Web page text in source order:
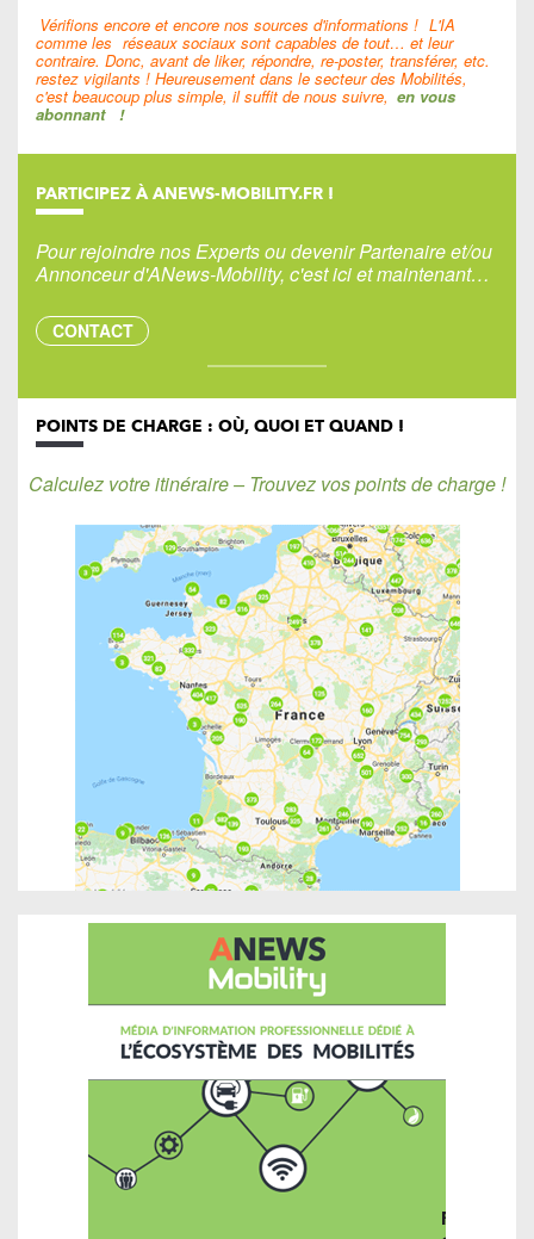
Vérifions encore et encore nos sources d'informations ! L'IA
comme les réseaux sociaux sont capables de tout… et leur
contraire. Donc, avant de liker, répondre, re-poster, transférer, etc.
restez vigilants ! Heureusement dans le secteur des Mobilités,
c'est beaucoup plus simple, il suffit de nous suivre, en vous
abonnant !
PARTICIPEZ À ANEWS-MOBILITY.FR !
Pour rejoindre nos Experts ou devenir Partenaire et/ou
Annonceur d'ANews-Mobility, c'est ici et maintenant…
CONTACT
POINTS DE CHARGE : OÙ, QUOI ET QUAND !
Calculez votre itinéraire – Trouvez vos points de charge !